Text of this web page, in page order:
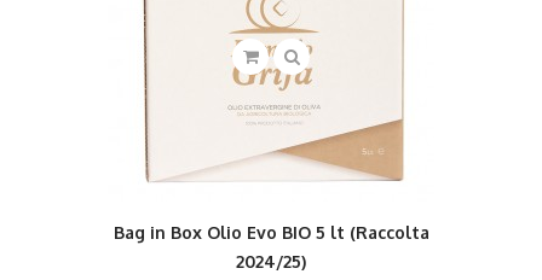
Bag in Box Olio Evo BIO 5 lt (Raccolta
2024/25)